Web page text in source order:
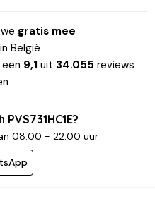
gratis mee
België
9,1 uit 34.055 reviews
08:00 - 22:00 uur